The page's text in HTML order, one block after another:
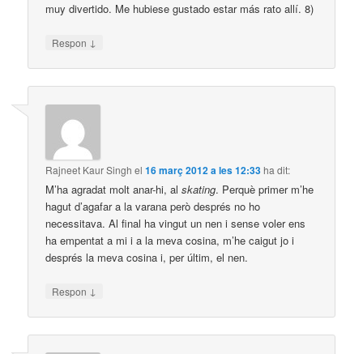
muy divertido. Me hubiese gustado estar más rato allí. 8)
Respon ↓
Rajneet Kaur Singh el16 març 2012 a les 12:33ha dit:
M’ha agradat molt anar-hi, alskating. Perquè primer m’he
hagut d’agafar a la varana però després no ho
necessitava. Al final ha vingut un nen i sense voler ens
ha empentat a mi i a la meva cosina, m’he caigut jo i
després la meva cosina i, per últim, el nen.
Respon ↓